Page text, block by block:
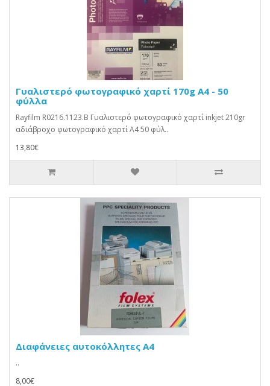
Γυαλιστερό φωτογραφικό χαρτί 170g A4 - 50
φύλλα
Rayfilm R0216.1123.B Γυαλιστερό φωτογραφικό χαρτί inkjet 210gr
αδιάβροχο φωτογραφικό χαρτί A4 50 φύλ..
13,80€
Διαφάνειες αυτοκόλλητες Α4
..
8,00€